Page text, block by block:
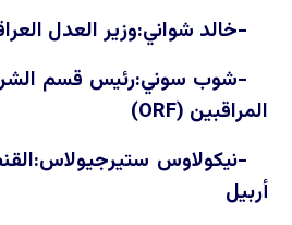
-خالد شواني:وزير العدل
-شوب سوني:رئيس قسم
المراقبين (ORF
)
-نيكولاوس
أربيل